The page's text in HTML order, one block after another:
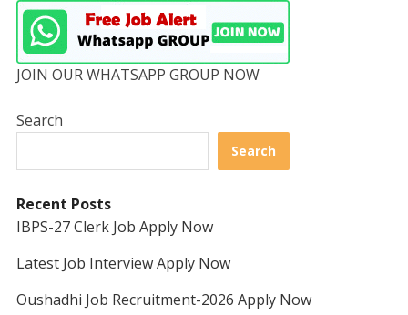
JOIN OUR WHATSAPP GROUP NOW
Search
Search
Recent Posts
IBPS-27 Clerk Job Apply Now
Latest Job Interview Apply Now
Oushadhi Job Recruitment-2026 Apply Now